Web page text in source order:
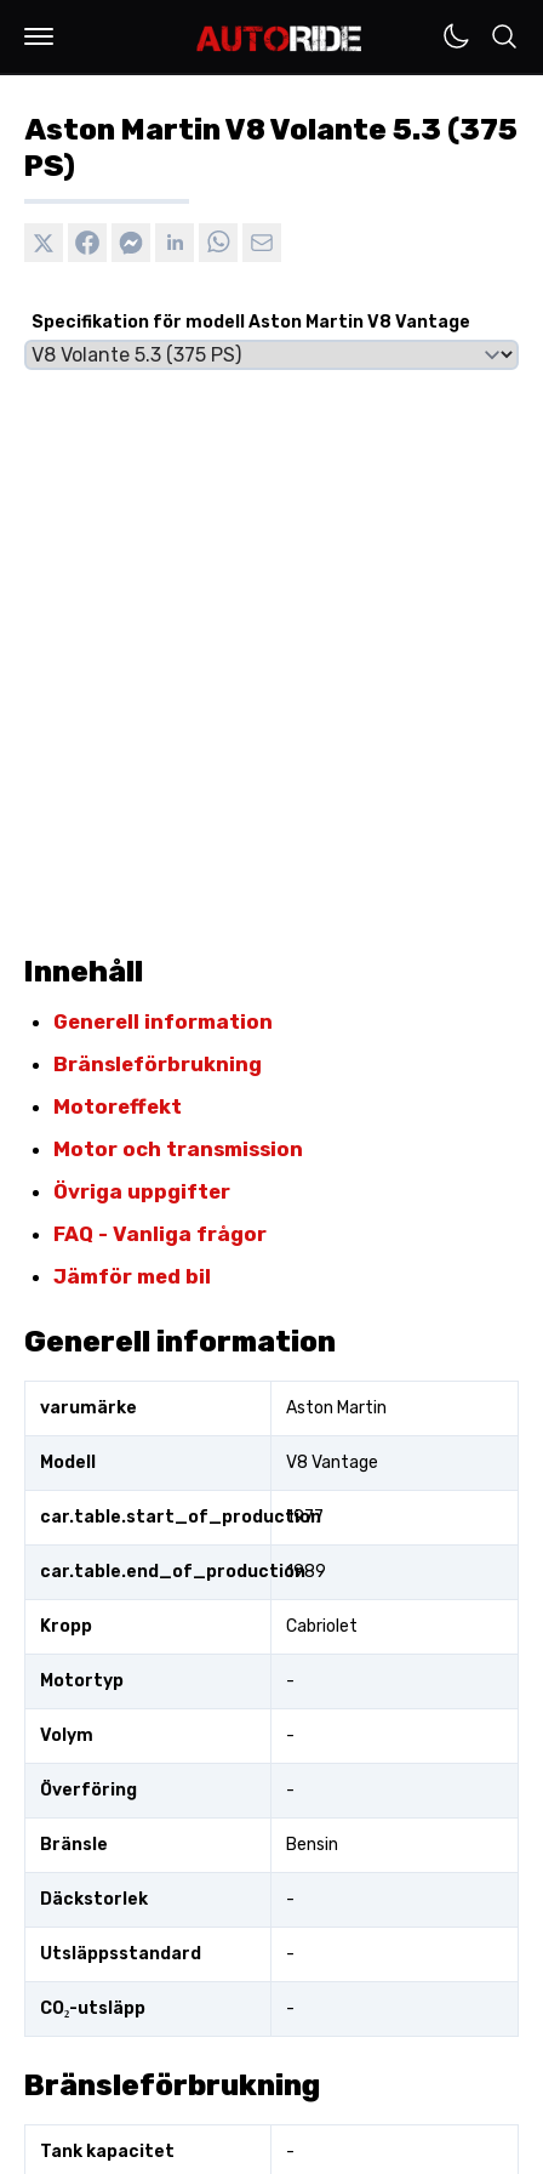
Aston Martin V8 Volante 5.3 (375
PS)
Specifikation för modell Aston Martin V8 Vantage
Innehåll
Generell information
Bränsleförbrukning
Motoreffekt
Motor och transmission
Övriga uppgifter
FAQ - Vanliga frågor
Jämför med bil
Generell information
varumärke Aston Martin
Modell V8 Vantage
car.table.start_of_production
1977
car.table.end_of_production1989
Kropp Cabriolet
Motortyp -
Volym -
Överföring -
Bränsle Bensin
Däckstorlek -
Utsläppsstandard -
CO₂-utsläpp -
Bränsleförbrukning
Tank kapacitet -